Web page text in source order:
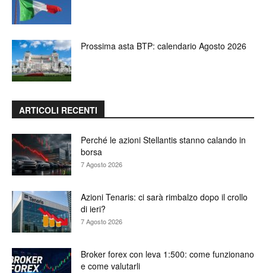
Prossima asta BTP: calendario Agosto 2026
ARTICOLI RECENTI
Perché le azioni Stellantis stanno calando in
borsa
7 Agosto 2026
Azioni Tenaris: ci sarà rimbalzo dopo il crollo
di ieri?
7 Agosto 2026
Broker forex con leva 1:500: come funzionano
e come valutarli